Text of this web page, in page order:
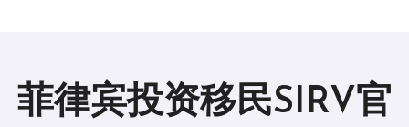
菲律宾投资移民SIRV官